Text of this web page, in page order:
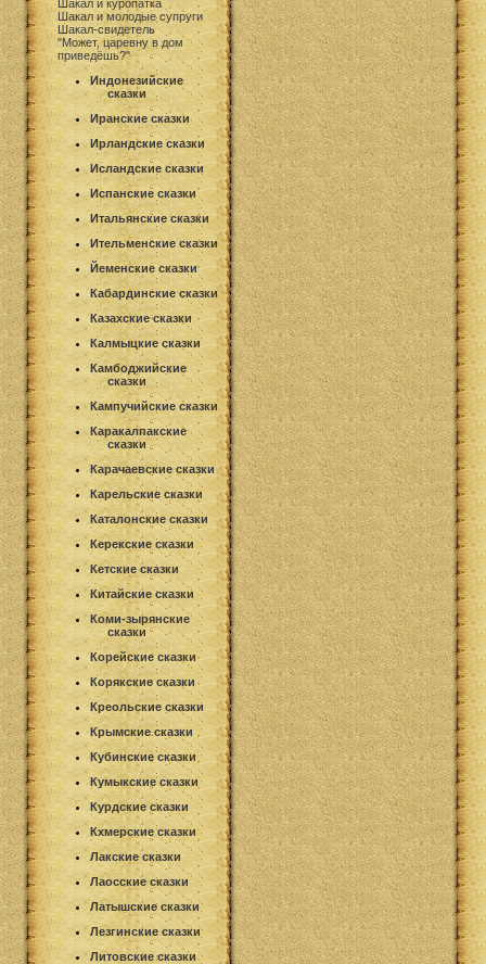
Шакал и куропатка
Шакал и молодые супруги
Шакал-свидетель
"Может, царевну в дом
приведёшь?"
Индонезийские
сказки
Иранские сказки
Ирландские сказки
Исландские сказки
Испанские сказки
Итальянские сказки
Ительменские сказки
Йеменские сказки
Кабардинские сказки
Казахские сказки
Калмыцкие сказки
Камбоджийские
сказки
Кампучийские сказки
Каракалпакские
сказки
Карачаевские сказки
Карельские сказки
Каталонские сказки
Керекские сказки
Кетские сказки
Китайские сказки
Коми-зырянские
сказки
Корейские сказки
Корякские сказки
Креольские сказки
Крымские сказки
Кубинские сказки
Кумыкские сказки
Курдские сказки
Кхмерские сказки
Лакские сказки
Лаосские сказки
Латышские сказки
Лезгинские сказки
Литовские сказки